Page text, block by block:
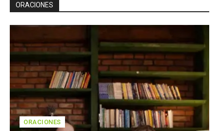
que Dios te habla
Las Siete Trompetas del Apocalipsis:
Esperanza y Conversión | Apocalipsis Bíblico
27:49
¿Por Qué Desapareció el Cristianismo de
Medio Oriente?. La Historia Olvidada
26:46
10 Cosas que ven las personas antes de
morir: Explicación Bíblica
23:38
ORACIONES
ORACIONES